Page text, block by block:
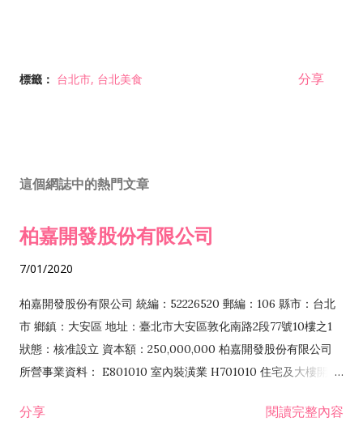
標籤： 台北市 台北美食 分享
這個網誌中的熱門文章
柏嘉開發股份有限公司
7/01/2020
柏嘉開發股份有限公司 統編：52226520 郵編：106 縣市：台北
市 鄉鎮：大安區 地址：臺北市大安區敦化南路2段77號10樓之1
狀態：核准設立 資本額：250,000,000 柏嘉開發股份有限公司
所營事業資料： E801010 室內裝潢業 H701010 住宅及大樓開發
發業 H703090 不動產買賣業 H703100 不動產租賃業 I503010
分享 閱讀完整內容